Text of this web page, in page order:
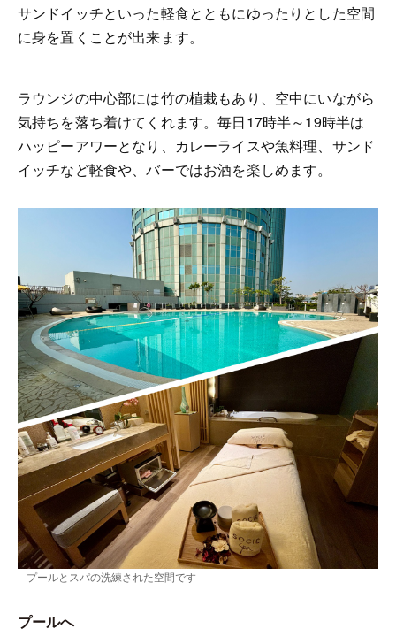
サンドイッチといった軽食とともにゆったりとした空間
に身を置くことが出来ます。
ラウンジの中心部には竹の植栽もあり、空中にいながら
気持ちを落ち着けてくれます。毎日17時半～19時半は
ハッピーアワーとなり、カレーライスや魚料理、サンド
イッチなど軽食や、バーではお酒を楽しめます。
プールとスパの洗練された空間です
プールへ